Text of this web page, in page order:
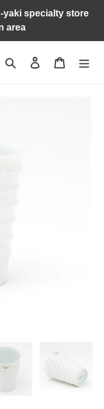
yaki specialty store
area
Search Log in Cart